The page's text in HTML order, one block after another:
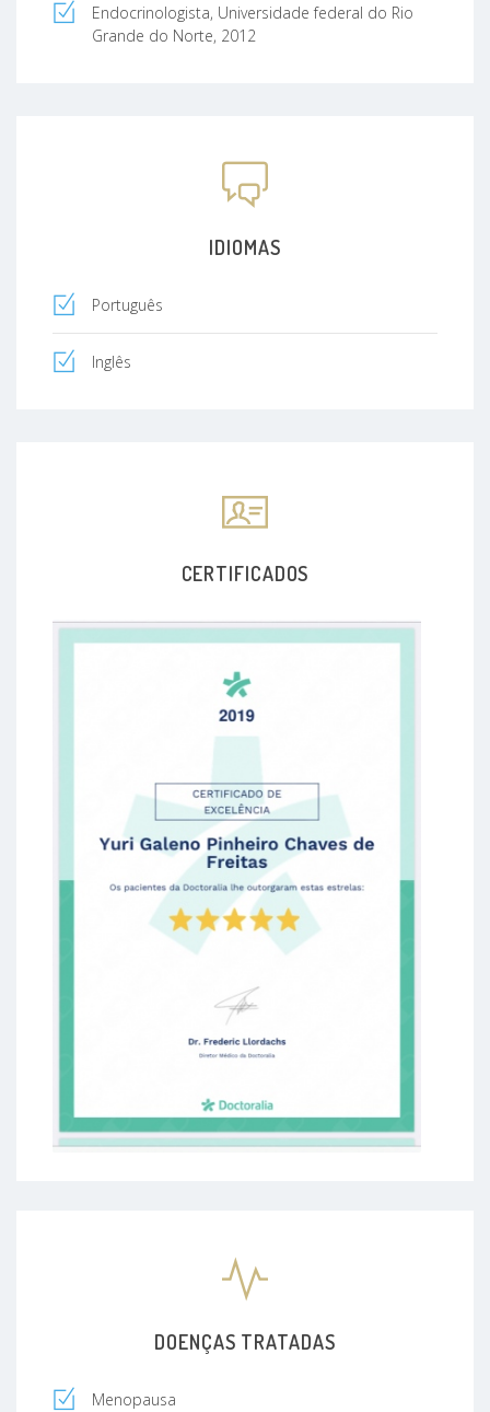
Endocrinologista, Universidade federal do Rio
Grande do Norte, 2012
IDIOMAS
Português
Inglês
CERTIFICADOS
DOENÇAS TRATADAS
Menopausa